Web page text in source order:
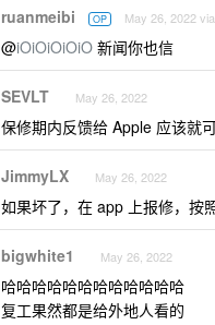
ruanmeibi OP May 26, 2022
@iOiOiOiOiO 新闻你也信
SEVLT May 26, 2022
保修期内反馈给 Apple 应该就
JimmyLX May 26, 2022
如果坏了，在 app 上报修，按
bigwhite1 May 26, 2022
哈哈哈哈哈哈哈哈哈哈哈哈
复工果然都是给外地人看的